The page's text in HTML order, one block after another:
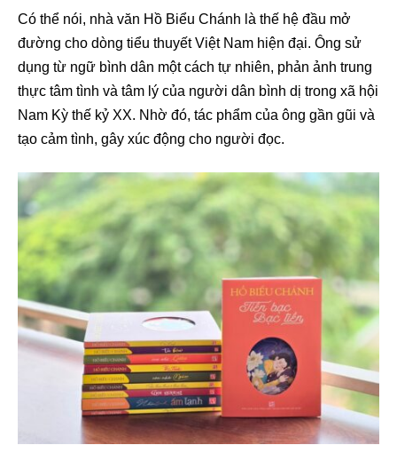
Có thể nói, nhà văn Hồ Biểu Chánh là thế hệ đầu mở
đường cho dòng tiểu thuyết Việt Nam hiện đại. Ông sử
dụng từ ngữ bình dân một cách tự nhiên, phản ảnh trung
thực tâm tình và tâm lý của người dân bình dị trong xã hội
Nam Kỳ thế kỷ XX. Nhờ đó, tác phẩm của ông gần gũi và
tạo cảm tình, gây xúc động cho người đọc.